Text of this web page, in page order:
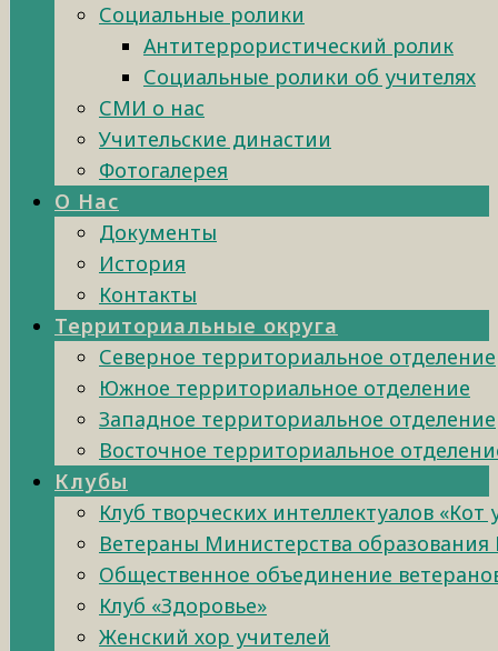
Социальные ролики
Антитеррористический ролик
Социальные ролики об учителях
СМИ о нас
Учительские династии
Фотогалерея
О Нас
Документы
История
Контакты
Территориальные округа
Северное территориальное отделение
Южное территориальное отделение
Западное территориальное отделение
Восточное территориальное
Клубы
Клуб творческих интеллектуалов «Кот
Ветераны Министерства образования
Общественное объединение
Клуб «Здоровье»
Женский хор учителей